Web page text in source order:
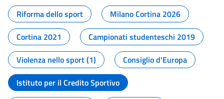
Riforma dello sport
Milano Cortina 2026
Cortina 2021
Campionati studenteschi 2019
Violenza nello sport (1)
Consiglio d'Europa
Istituto per il Credito Sportivo